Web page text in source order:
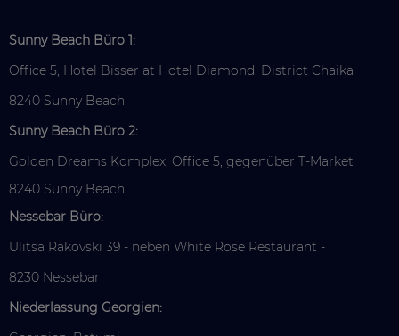
Sunny Beach Büro 1:
Office 5, Hotel Bisser at Hotel Diamond, District Chaika
8240 Sunny Beach
Sunny Beach Büro 2:
Golden Dreams Komplex, Office 5, gegenüber T-Market
8240 Sunny Beach
Nessebar Büro:
Ulitsa Rakovski 39 - neben White Rose Restaurant -
8230 Nessebar
Niederlassung Georgien: